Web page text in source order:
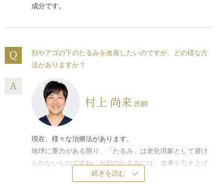
成分です。
頬やアゴの下のたるみを改善したいのですが、どの様な方
法がありますか？
村上 尚来 医師
現在、様々な治療法があります。
地球に重力がある限り、「たるみ」は老化現象として避け
られないものですね。お顔のたるみには、皮膚を引き上げ
るフルフェイスリフトの手術やメスを使わず糸をお顔に挿
続きを読む